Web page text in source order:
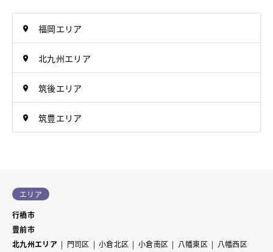
福岡エリア
北九州エリア
筑後エリア
筑豊エリア
エリア
行橋市
豊前市
北九州エリア
門司区 小倉北区 小倉南区 八幡東区
八幡西区